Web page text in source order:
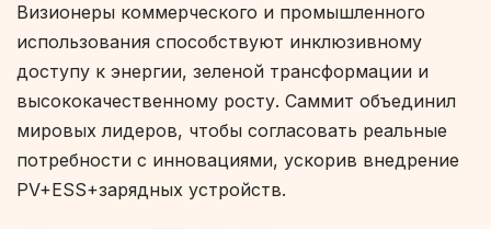
Визионеры коммерческого и промышленного
использования способствуют инклюзивному
доступу к энергии, зеленой трансформации и
высококачественному росту. Саммит объединил
мировых лидеров, чтобы согласовать реальные
потребности с инновациями, ускорив внедрение
PV+ESS+зарядных устройств.